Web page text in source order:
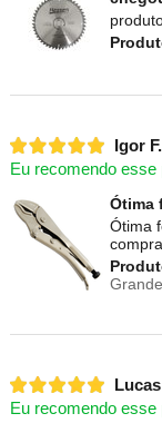
Igor F.
Eu recomendo esse
Ótima
Ótima
Eu recomendo esse